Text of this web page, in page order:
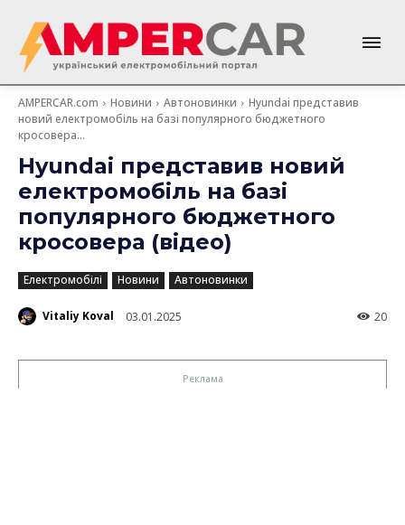
AMPERCAR.com Новини Автоновинки
Hyundai представив
новий електромобіль на базі популярного бюджетного
кросовера...
Hyundai представив новий
електромобіль на базі
популярного бюджетного
кросовера (відео)
Електромобілі Новини Автоновинки
Vitaliy Koval 03.01.2025 20